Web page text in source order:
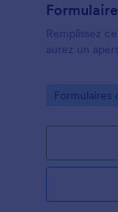
Remplissez
aurez un
Go to
Formulaires